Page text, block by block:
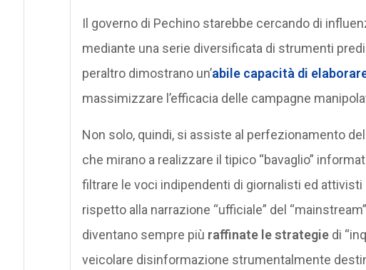
Il governo di Pechino starebbe cercando di
mediante una serie diversificata di strumenti
peraltro dimostrano un’abile capacità di
massimizzare l’efficacia delle campagne
Non solo, quindi, si assiste al perfezionamento
che mirano a realizzare il tipico “bavaglio”
filtrare le voci indipendenti di giornalisti ed
rispetto alla narrazione “ufficiale” del
diventano sempre più raffinate le strategiedi
veicolare disinformazione strumentalmente